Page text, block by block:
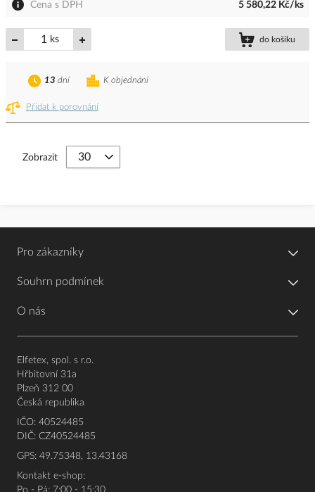
Cena s DPH 5 580,22 Kč/ks
ks do košíku
Přidat k porovnání
K objednání
13 dní
Zobrazit
Pro zákazníky
Souhrn podmínek
O nás
Elfetex, spol. s r.o.
Hřbitovní 31a
Plzeň 312 00
Česká republika
IČO: 40524485
DIČ: CZ40524485
GPS: 49.75348, 13.43168
Kontakt e-shop: